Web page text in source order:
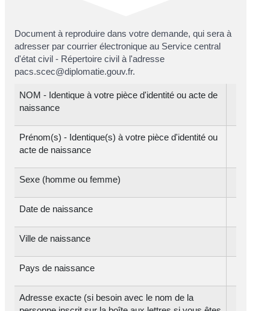
Document à reproduire dans votre demande, qui sera à
adresser par courrier électronique au Service central
d'état civil - Répertoire civil à l'adresse
pacs.scec@diplomatie.gouv.fr.
NOM - Identique à votre pièce d'identité ou acte de
naissance
Prénom(s) - Identique(s) à votre pièce d'identité ou
acte de naissance
Sexe (homme ou femme)
Date de naissance
Ville de naissance
Pays de naissance
Adresse exacte (si besoin avec le nom de la